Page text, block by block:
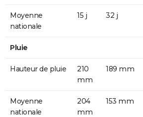
Moyenne
nationale
15 j 32 j
Pluie
Hauteur de pluie
210
mm
189 mm
Moyenne
nationale
204
mm
153 mm